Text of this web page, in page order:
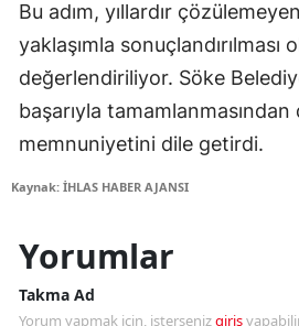
Bu adım, yıllardır
yaklaşımla sonuçlandırılması
değerlendiriliyor. Söke
başarıyla tamamlanmasından
memnuniyetini dile getirdi.
Kaynak: İHLAS HABER AJANSI
Yorumlar
Takma Ad
Yorum yapmak için, istersenizgiriş